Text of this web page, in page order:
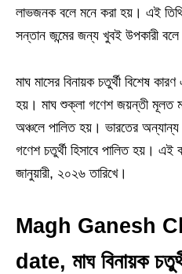
লাভজনক বলে মনে করা হয়। এই
সন্তান জন্মের জন্য খুবই উপকারী
মাঘ মাসের বিনায়ক চতুর্থী বিশেষ
হয়। মাঘ শুক্লা গণেশ জয়ন্তী মূলত
অঞ্চলে পালিত হয়। ভারতের অন্যান্য
গণেশ চতুর্থী হিসাবে পালিত হয়। এই
জানুয়ারী, ২০২৬ তারিখে।
Magh Ganesh
date, মাঘ বিনায়ক